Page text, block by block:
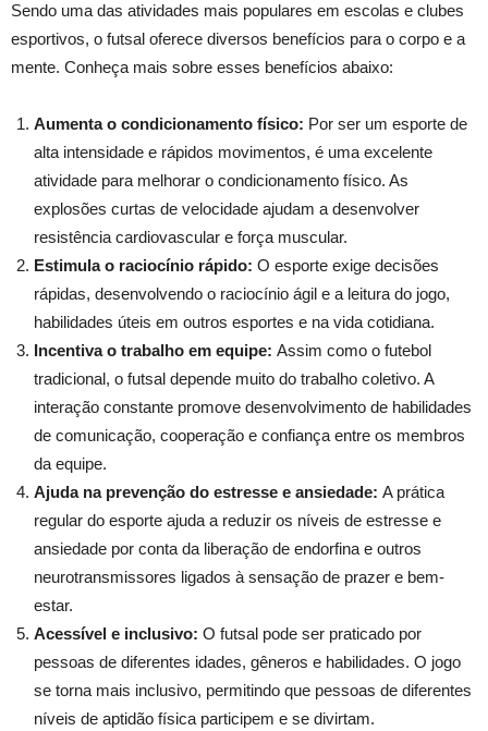
Sendo uma das atividades mais populares em escolas e clubes
esportivos, o futsal oferece diversos benefícios para o corpo e a
mente. Conheça mais sobre esses benefícios abaixo:
Aumenta o condicionamento físico: Por ser um esporte de
alta intensidade e rápidos movimentos, é uma excelente
atividade para melhorar o condicionamento físico. As
explosões curtas de velocidade ajudam a desenvolver
resistência cardiovascular e força muscular.
Estimula o raciocínio rápido: O esporte exige decisões
rápidas, desenvolvendo o raciocínio ágil e a leitura do jogo,
habilidades úteis em outros esportes e na vida cotidiana.
Incentiva o trabalho em equipe: Assim como o futebol
tradicional, o futsal depende muito do trabalho coletivo. A
interação constante promove desenvolvimento de habilidades
de comunicação, cooperação e confiança entre os membros
da equipe.
Ajuda na prevenção do estresse e ansiedade: A prática
regular do esporte ajuda a reduzir os níveis de estresse e
ansiedade por conta da liberação de endorfina e outros
neurotransmissores ligados à sensação de prazer e bem-
estar.
Acessível e inclusivo: O futsal pode ser praticado por
pessoas de diferentes idades, gêneros e habilidades. O jogo
se torna mais inclusivo, permitindo que pessoas de diferentes
níveis de aptidão física participem e se divirtam.